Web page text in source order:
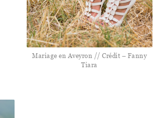
Mariage en Aveyron // Crédit – Fanny
Tiara